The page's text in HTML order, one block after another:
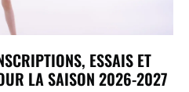
ESSAIS ET
LA SAISON 2026-2027